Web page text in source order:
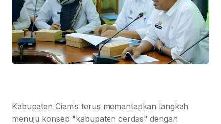
Kabupaten Ciamis terus memantapkan langkah
menuju konsep "kabupaten cerdas" dengan